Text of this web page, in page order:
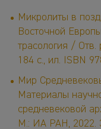
Микролиты в
Восточной
трасология /
184 с., ил. ISBN
Мир
Материалы
средневековой
М.: ИА РАН, 2022.